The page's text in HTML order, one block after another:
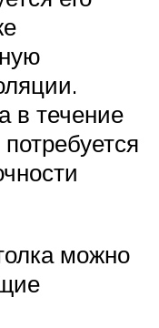
в течение
можно